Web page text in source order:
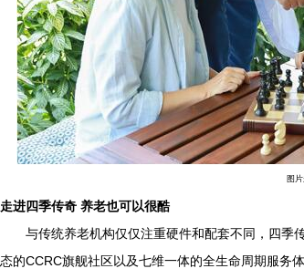
图
走进四季传奇 养老也可以很酷
与传统养老机构仅仅注重硬件和配套不同，四季
态的CCRC旗舰社区以及七维一体的全生命周期服务